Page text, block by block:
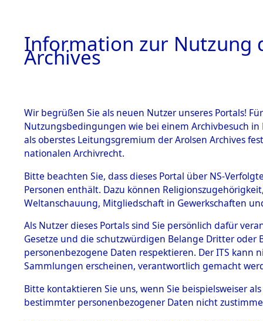
BESTÄNDE
1.
Inhaftierungsdoku
mente
1.2.9 Beim ITS
Effekten
1.2.9.1
Effekten aus
dem KZ
Dachau
1.2.9.2
Effekten aus
dem KZ
0041
Information zur Nutzung
Archives
Wir begrüßen Sie als neuen Nutzer unseres Portals!
Nutzungsbedingungen wie bei einem Archivbesuch
als oberstes Leitungsgremium der Arolsen Archives
nationalen Archivrecht.
Bitte beachten Sie, dass dieses Portal über NS-
Personen enthält. Dazu können
Weltanschauung, Mitgliedschaft in Gewerkschaften
Als Nutzer dieses Portals sind Sie persönlich dafür
Gesetze und die schutzwürdigen Belange Dritter
personenbezogene Daten respektieren. Der ITS
Sammlungen erscheinen, verantwortlich gemacht
Bitte kontaktieren Sie uns, wenn Sie beispielsweiser
bestimmter personenbezogener Daten nicht